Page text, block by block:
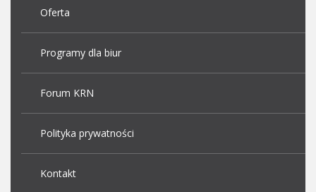
Oferta
Programy dla biur
Forum KRN
Polityka prywatności
Kontakt